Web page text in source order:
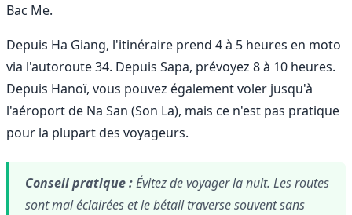
Bac Me.
Depuis Ha Giang, l'itinéraire prend 4 à 5 heures en moto
via l'autoroute 34. Depuis Sapa, prévoyez 8 à 10 heures.
Depuis Hanoï, vous pouvez également voler jusqu'à
l'aéroport de Na San (Son La), mais ce n'est pas pratique
pour la plupart des voyageurs.
Conseil pratique :Évitez de voyager la nuit. Les routes
sont mal éclairées et le bétail traverse souvent sans